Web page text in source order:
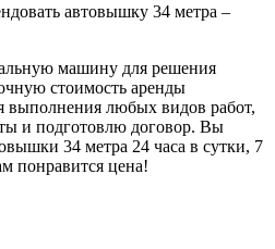
автовышку 34 метра –
машину для решения
стоимость аренды
выполнения любых видов работ,
и подготовлю договор. Вы
34 метра 24 часа в сутки, 7
понравится цена!